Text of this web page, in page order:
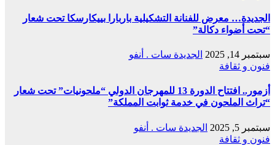
الجديدة… معرض للفنانة التشكيلية باربارا بييكارسكا تحت شعار
“تحت أضواء دكالة”
سبتمبر 14, 2025
الجديدة سات . أنفو
فنون و ثقافة
أزمور.. افتتاح الدورة 13 للمهرجان الدولي “ملحونيات” تحت شعار
“تراث الملحون في خدمة ثوابت المملكة”
سبتمبر 5, 2025
الجديدة سات . أنفو
فنون و ثقافة